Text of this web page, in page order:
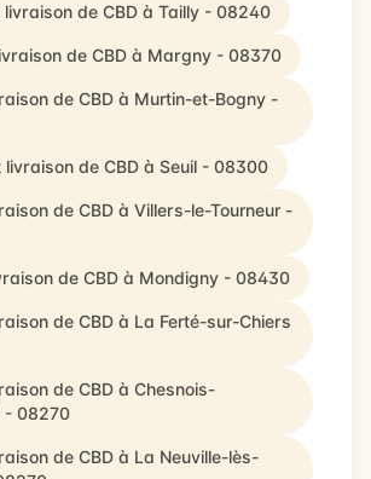
de CBD à Tailly - 08240
de CBD à Margny - 08370
de CBD à Murtin-et-Bogny -
livraison de CBD à Seuil - 08300
de CBD à Villers-le-Tourneur -
de CBD à Mondigny - 08430
de CBD à La Ferté-sur-Chiers
de CBD à Chesnois-
- 08270
de CBD à La Neuville-lès-